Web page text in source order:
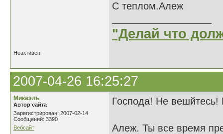
С теплом.Алеж
"Делай что
Неактивен
2007-04-26 16:25:27
Микаэль
Автор сайта
Зарегистрирован: 2007-02-14
Сообщений: 3390
Вебсайт
Господа! Не вешйтесь!
Алеж. Ты все время